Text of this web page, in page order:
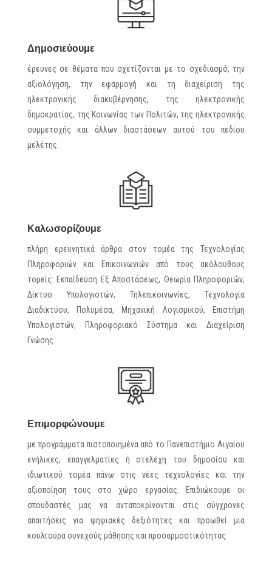
Δημοσιεύουμε
έρευνες σε θέματα που σχετίζονται με το σχεδιασμό, την
αξιολόγηση, την εφαρμογή και τη διαχείριση της
ηλεκτρονικής διακυβέρνησης, της ηλεκτρονικής
δημοκρατίας, της Κοινωνίας των Πολιτών, της ηλεκτρονικής
συμμετοχής και άλλων διαστάσεων αυτού του πεδίου
μελέτης.
Καλωσορίζουμε
πλήρη ερευνητικά άρθρα στον τομέα της Τεχνολογίας
Πληροφοριών και Επικοινωνιών από τους ακόλουθους
τομείς: Εκπαίδευση Εξ Αποστάσεως, Θεωρία Πληροφοριών,
Δίκτυο Υπολογιστών, Τηλεπικοινωνίες, Τεχνολογία
Διαδικτύου, Πολυμέσα, Μηχανική Λογισμικού, Επιστήμη
Υπολογιστών, Πληροφοριακό Σύστημα και Διαχείριση
Γνώσης.
Επιμορφώνουμε
με προγράμματα πιστοποιημένα από το Πανεπιστήμιο Αιγαίου
ενήλικες, επαγγελματίες ή στελέχη του δημοσίου και
ιδιωτικού τομέα πάνω στις νέες τεχνολογίες και την
αξιοποίηση τους στο χώρο εργασίας. Επιδιώκουμε οι
σπουδαστές μας να ανταποκρίνονται στις σύγχρονες
απαιτήσεις για ψηφιακές δεξιότητες και προωθεί μια
κουλτούρα συνεχούς μάθησης και προσαρμοστικότητας.